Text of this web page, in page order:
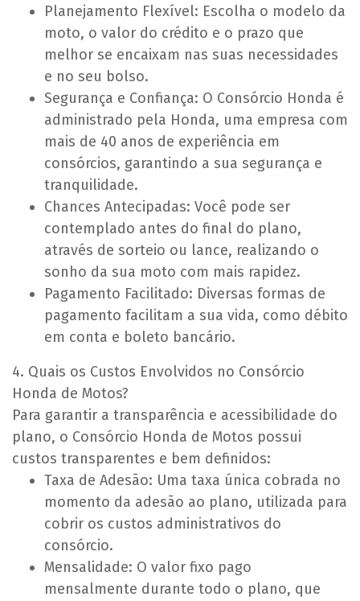
Planejamento Flexível: Escolha o modelo da
moto, o valor do crédito e o prazo que
melhor se encaixam nas suas necessidades
e no seu bolso.
Segurança e Confiança: O Consórcio Honda é
administrado pela Honda, uma empresa com
mais de 40 anos de experiência em
consórcios, garantindo a sua segurança e
tranquilidade.
Chances Antecipadas: Você pode ser
contemplado antes do final do plano,
através de sorteio ou lance, realizando o
sonho da sua moto com mais rapidez.
Pagamento Facilitado: Diversas formas de
pagamento facilitam a sua vida, como débito
em conta e boleto bancário.
4. Quais os Custos Envolvidos no Consórcio
Honda de Motos?
Para garantir a transparência e acessibilidade do
plano, o Consórcio Honda de Motos possui
custos transparentes e bem definidos:
Taxa de Adesão: Uma taxa única cobrada no
momento da adesão ao plano, utilizada para
cobrir os custos administrativos do
consórcio.
Mensalidade: O valor fixo pago
mensalmente durante todo o plano, que